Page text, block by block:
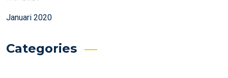
Januari 2020
Categories